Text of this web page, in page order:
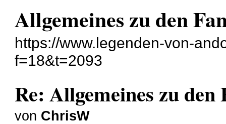
Allgemeines zu den
https://www.legenden-von-
f=18&t=2093
Re: Allgemeines zu
von ChrisW